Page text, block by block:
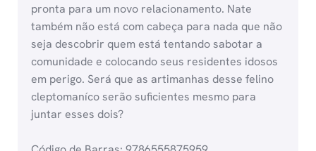
pronta para um novo relacionamento. Nate
também não está com cabeça para nada que não
seja descobrir quem está tentando sabotar a
comunidade e colocando seus residentes idosos
em perigo. Será que as artimanhas desse felino
cleptomaníco serão suficientes mesmo para
juntar esses dois?